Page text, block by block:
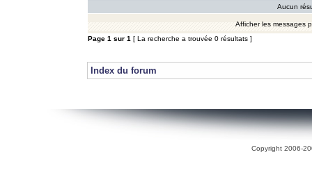
Aucun
Afficher les messages
Page 1 sur 1 [ La recherche a trouvée 0 résultats ]
Index du forum
Copyright 2006-